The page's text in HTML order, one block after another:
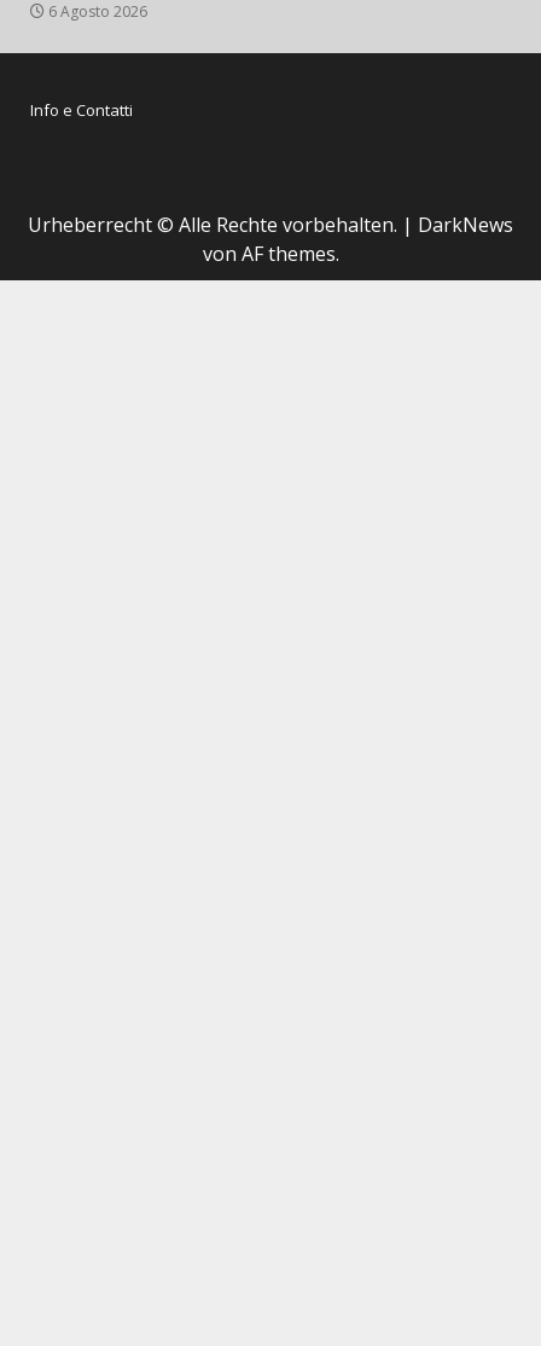
6 Agosto 2026
Info e Contatti
Urheberrecht © Alle Rechte vorbehalten. | DarkNews
von AF themes.